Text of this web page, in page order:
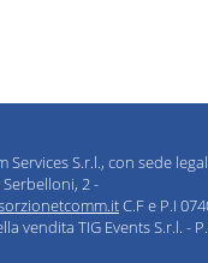
Services S.r.l., con sede
Serbelloni, 2 -
C.F e P.I
vendita TIG Events S.r.l. -